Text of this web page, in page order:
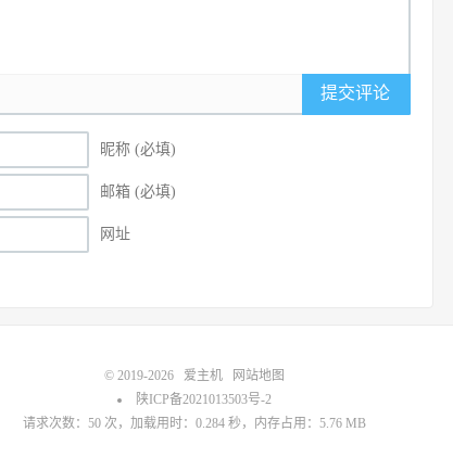
提交评论
昵称 (必填)
邮箱 (必填)
网址
© 2019-2026 爱主机
网站地图
陕ICP备2021013503号-2
请求次数：50 次，加载用时：0.284 秒，内存占用：5.76 MB